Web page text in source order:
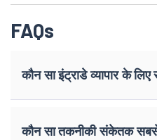
FAQs
कौन सा इंट्राडे व्यापार के
कौन सा तकनीकी संकेतक